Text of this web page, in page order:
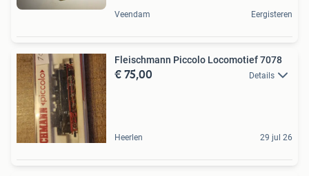
Veendam Eergisteren
Fleischmann Piccolo Locomotief 7078
€ 75,00 Details
Heerlen 29 jul 26